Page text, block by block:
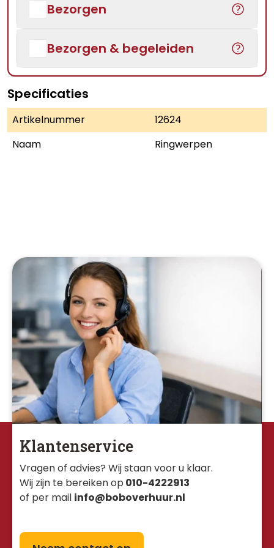
Bezorgen
Bezorgen & begeleiden
Specificaties
Artikelnummer
12624
Naam
Ringwerpen
Klantenservice
Vragen of advies? Wij staan voor u klaar.
Wij zijn te bereiken op 010-4222913
of per mail info@boboverhuur.nl